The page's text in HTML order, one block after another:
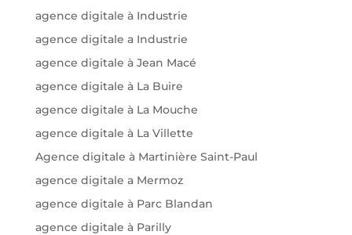
agence digitale à Industrie
agence digitale a Industrie
agence digitale à Jean Macé
agence digitale à La Buire
agence digitale à La Mouche
agence digitale à La Villette
Agence digitale à Martinière Saint-Paul
agence digitale a Mermoz
agence digitale à Parc Blandan
agence digitale à Parilly